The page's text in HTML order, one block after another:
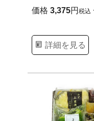
価格 3,375 税込
詳細を見る